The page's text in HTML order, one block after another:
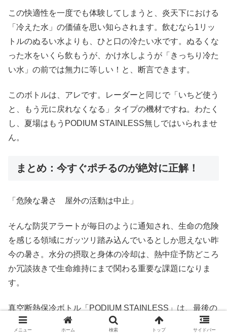
この快適性を一度でも体験してしまうと、炎天下における
「冷えた水」の価値を思い知らされます。飲むなら1リッ
トルのぬるい水よりも、ひと口の冷たい水です。ぬるくな
った水をいくら飲もうが、かけ水しようが「きっちり冷た
い水」の前では無力に等しい！と、断言できます。
このボトルは、アレです。レーダーと同じで「いちど使う
と、もう元に戻れなくなる」タイプの機材ですね。わたく
し、夏場はもうPODIUM STAINLESS無しではいられませ
ん。
まとめ：今すぐポチるのが絶対に正解！
「危険な暑さ 屋外の活動は中止」
そんな防災アラートが毎日のように通知され、生命の危険
を感じる領域にガッツリ踏み込んでいるとしか思えない昨
今の暑さ。水分の摂取と身体の冷却は、熱中症予防どころ
か冗談抜きで生命維持にまで関わる重要な課題になりま
す。
真空断熱保冷ボトル「PODIUM STAINLESS」は、最後の
一滴に至るまで中身の冷たさを維持できる性能を持った、
メニュー ホーム 検索 トップ サイドバー